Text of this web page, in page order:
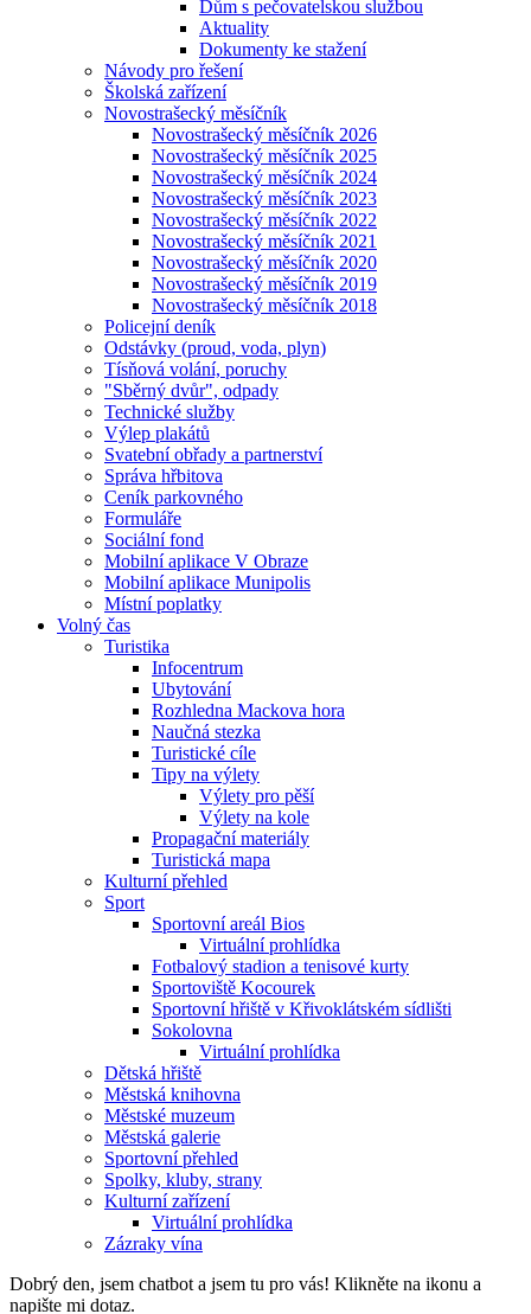
Dům s pečovatelskou službou
Aktuality
Dokumenty ke stažení
Návody pro řešení
Školská zařízení
Novostrašecký měsíčník
Novostrašecký měsíčník 2026
Novostrašecký měsíčník 2025
Novostrašecký měsíčník 2024
Novostrašecký měsíčník 2023
Novostrašecký měsíčník 2022
Novostrašecký měsíčník 2021
Novostrašecký měsíčník 2020
Novostrašecký měsíčník 2019
Novostrašecký měsíčník 2018
Policejní deník
Odstávky (proud, voda, plyn)
Tísňová volání, poruchy
"Sběrný dvůr", odpady
Technické služby
Výlep plakátů
Svatební obřady a partnerství
Správa hřbitova
Ceník parkovného
Formuláře
Sociální fond
Mobilní aplikace V Obraze
Mobilní aplikace Munipolis
Místní poplatky
Volný čas
Turistika
Infocentrum
Ubytování
Rozhledna Mackova hora
Naučná stezka
Turistické cíle
Tipy na výlety
Výlety pro pěší
Výlety na kole
Propagační materiály
Turistická mapa
Kulturní přehled
Sport
Sportovní areál Bios
Virtuální prohlídka
Fotbalový stadion a tenisové kurty
Sportoviště Kocourek
Sportovní hřiště v Křivoklátském sídlišti
Sokolovna
Virtuální prohlídka
Dětská hřiště
Městská knihovna
Městské muzeum
Městská galerie
Sportovní přehled
Spolky, kluby, strany
Kulturní zařízení
Virtuální prohlídka
Zázraky vína
Dobrý den, jsem chatbot a jsem tu pro vás! Klikněte na ikonu a
napište mi dotaz.